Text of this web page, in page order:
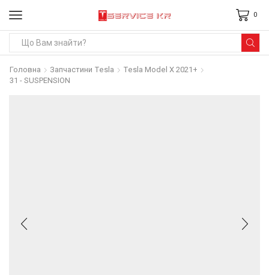
0
Головна Запчастини Tesla
Tesla Model X 2021+
31 - SUSPENSION